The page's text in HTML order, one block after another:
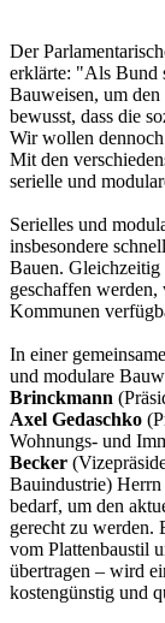
Der
erklärte: "Als Bund
Bauweisen, um
bewusst, dass die
Wir wollen
Mit den
serielle und
Serielles und
insbesondere
Bauen. Gleichzeitig
geschaffen
Kommunen
In einer
und modulare
Brinckmann
Axel Gedaschko
Wohnungs- und
Becker
Bauindustrie)
bedarf, um den
gerecht zu werden.
vom Plattenbaustil
übertragen – wird
kostengünstig und